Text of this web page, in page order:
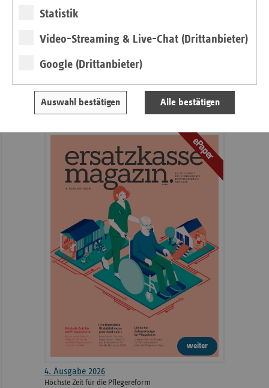
Statistik
Video-Streaming & Live-Chat (Drittanbieter)
Google (Drittanbieter)
Auswahl bestätigen Alle bestätigen
InformationenKontakt und Anfahrt
Der vdek
Die GKV
ersatzkasse magazin.
ePaper
weiter
4. Ausgabe 2026
Höchste Zeit für die Pflegereform